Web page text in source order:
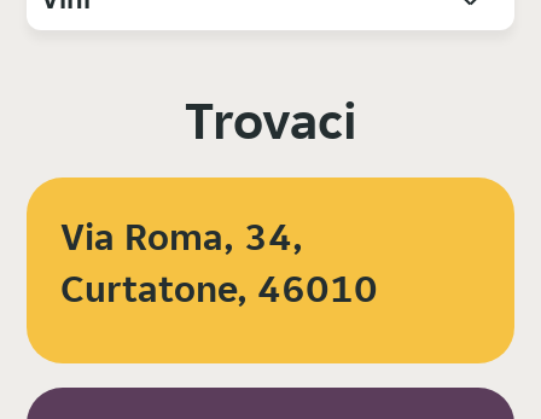
Trovaci
Via Roma, 34,
Curtatone, 46010